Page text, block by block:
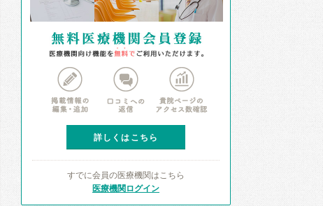
詳しくはこちら
すでに会員の医療機関はこちら
医療機関ログイン